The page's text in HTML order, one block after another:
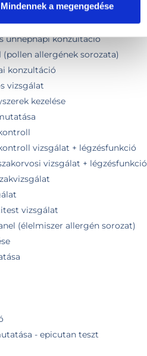
Mindennek a megengedése
ünnepnapi konzultáció
allergének sorozata)
konzultáció
vizsgálat
kezelése
vizsgálat + légzésfunkció
vizsgálat + légzésfunkció
vizsgálat
(élelmiszer allergén sorozat)
- epicutan teszt